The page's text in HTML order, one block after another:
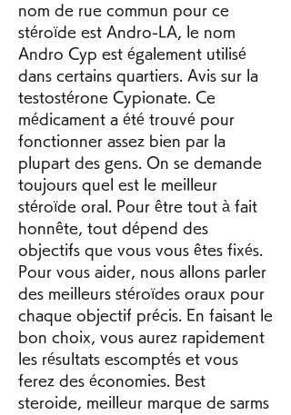
nom de rue commun pour ce
stéroïde est Andro-LA, le nom
Andro Cyp est également utilisé
dans certains quartiers. Avis sur la
testostérone Cypionate. Ce
médicament a été trouvé pour
fonctionner assez bien par la
plupart des gens. On se demande
toujours quel est le meilleur
stéroïde oral. Pour être tout à fait
honnête, tout dépend des
objectifs que vous vous êtes fixés.
Pour vous aider, nous allons parler
des meilleurs stéroïdes oraux pour
chaque objectif précis. En faisant le
bon choix, vous aurez rapidement
les résultats escomptés et vous
ferez des économies. Best
steroide, meilleur marque de sarms